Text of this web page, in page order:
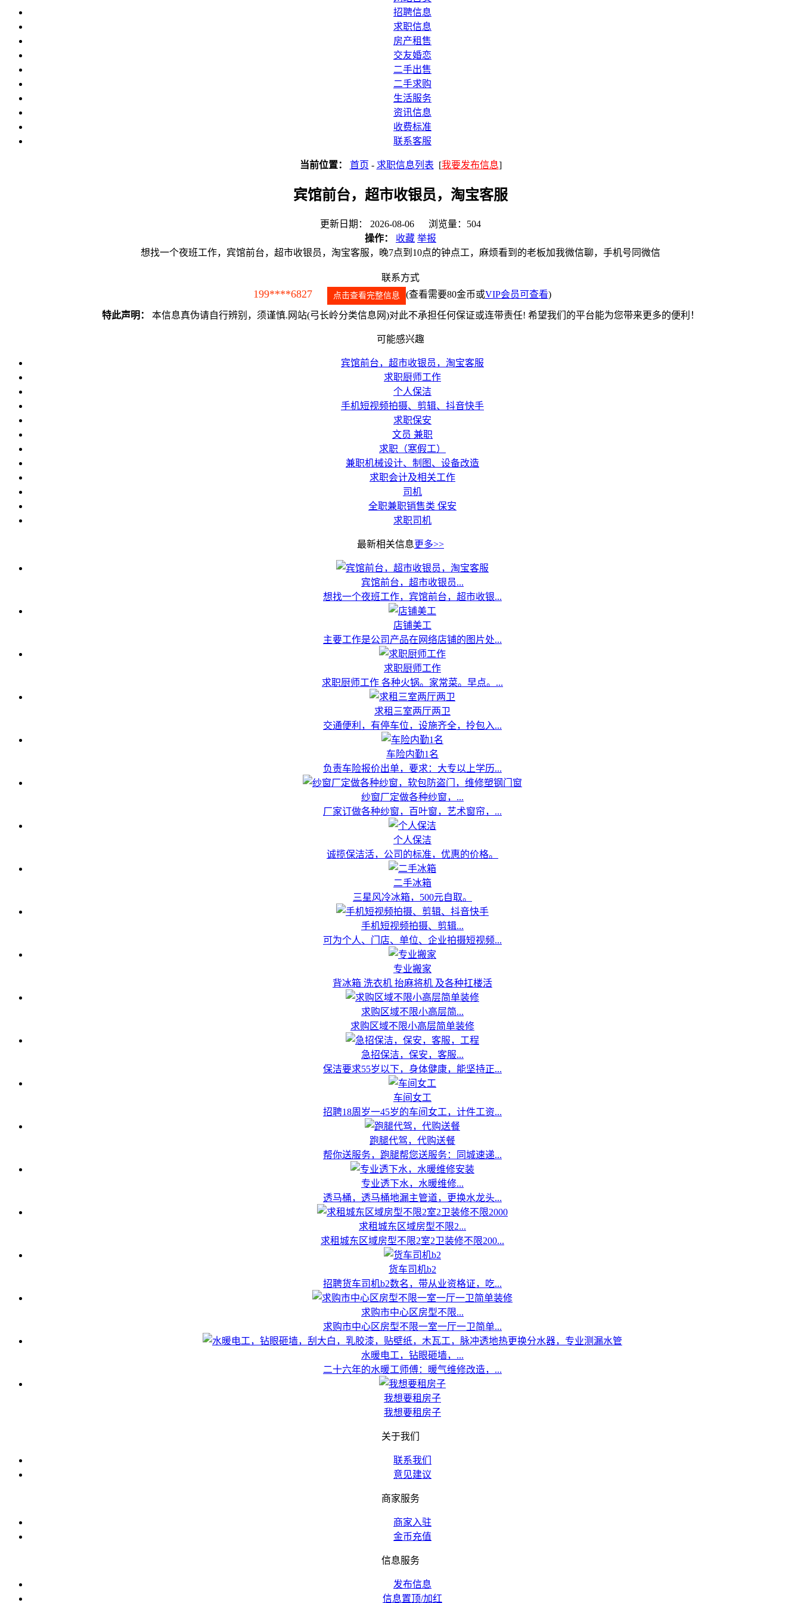
招聘信息
求职信息
房产租售
交友婚恋
二手出售
二手求购
生活服务
资讯信息
收费标准
联系客服
当前位置： 首页 - 求职信息列表 [我要发布信息]
宾馆前台，超市收银员，淘宝客服
更新日期： 2026-08-06 浏览量：504
操作：
收藏 举报
想找一个夜班工作，宾馆前台，超市收银员，淘宝客服，晚7点到10点的钟点工，麻烦看到的老板加我微信聊，手机号同微信
联系方式
199****6827 点击查看完整信息 (查看需要80金币或VIP会员可查看)
特此声明： 本信息真伪请自行辨别，须谨慎.网站(弓长岭分类信息网)对此不承担任何保证或连带责任! 希望我们的平台能为您带来更多的便利！
可能感兴趣
宾馆前台，超市收银员，淘宝客服
求职厨师工作
个人保洁
手机短视频拍摄、剪辑、抖音快手
求职保安
文员 兼职
求职（寒假工）
兼职机械设计、制图、设备改造
求职会计及相关工作
司机
全职兼职销售类 保安
求职司机
最新相关信息更多>>
宾馆前台，超市收银员...
想找一个夜班工作，宾馆前台，超市收银...
店铺美工
主要工作是公司产品在网络店铺的图片处...
求职厨师工作
求职厨师工作 各种火锅。家常菜。早点。...
求租三室两厅两卫
交通便利，有停车位，设施齐全，拎包入...
车险内勤1名
负责车险报价出单，要求：大专以上学历...
纱窗厂定做各种纱窗，...
厂家订做各种纱窗，百叶窗，艺术窗帘，...
个人保洁
诚揽保洁活，公司的标准，优惠的价格。
二手冰箱
三星风冷冰箱，500元自取。
手机短视频拍摄、剪辑...
可为个人、门店、单位、企业拍摄短视频...
专业搬家
背冰箱 洗衣机 抬麻将机 及各种扛楼活
求购区域不限小高层简...
求购区域不限小高层简单装修
急招保洁，保安，客服...
保洁要求55岁以下，身体健康，能坚持正...
车间女工
招聘18周岁一45岁的车间女工，计件工资...
跑腿代驾，代购送餐
帮你送服务，跑腿帮您送服务：同城速递...
专业透下水，水暖维修...
透马桶，透马桶地漏主管道，更换水龙头...
求租城东区域房型不限2...
求租城东区域房型不限2室2卫装修不限200...
货车司机b2
招聘货车司机b2数名，带从业资格证，吃...
求购市中心区房型不限...
求购市中心区房型不限一室一厅一卫简单...
水暖电工，钻眼砸墙，...
二十六年的水暖工师傅：暖气维修改造，...
我想要租房子
我想要租房子
关于我们
联系我们
意见建议
商家服务
商家入驻
金币充值
信息服务
发布信息
信息置顶/加红